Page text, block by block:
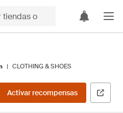
| CLOTHING & SHOES
Activar recompensas